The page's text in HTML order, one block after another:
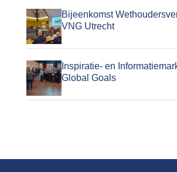
Bijeenkomst
VNG Utrecht
Inspiratie- en
Global Goals